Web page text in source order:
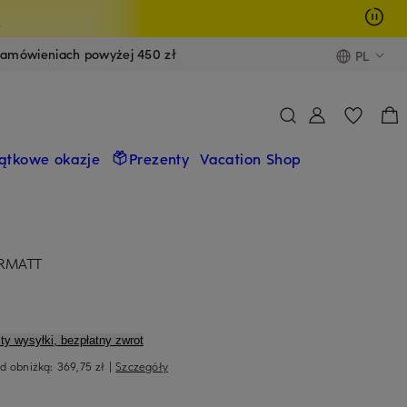
powyżej 450 zł PL
okazje Prezenty Vacation Shop
wysyłki, bezpłatny zwrot
obniżką: 369,75 zł |Szczegóły